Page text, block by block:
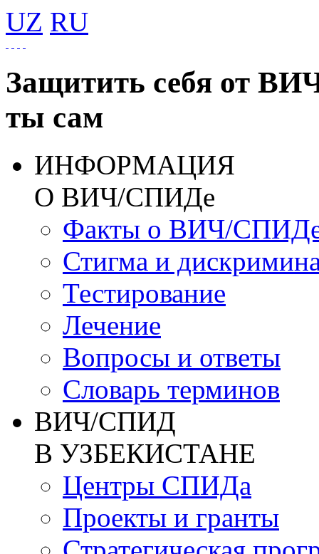
UZ RU
Защитить себя от
ты сам
ИНФОРМАЦИЯ
О ВИЧ/СПИДе
Факты о ВИЧ/
Стигма и
Тестирование
Лечение
Вопросы и ответы
Словарь терминов
ВИЧ/СПИД
В УЗБЕКИСТАНЕ
Центры СПИДа
Проекты и гранты